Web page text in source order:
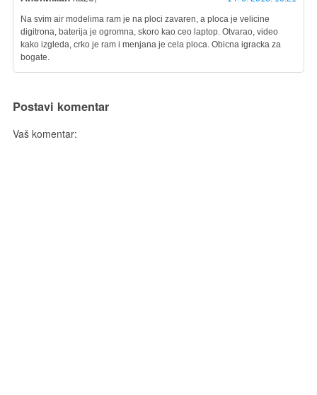
Na svim air modelima ram je na ploci zavaren, a ploca je velicine
digitrona, baterija je ogromna, skoro kao ceo laptop. Otvarao, video
kako izgleda, crko je ram i menjana je cela ploca. Obicna igracka za
bogate.
Postavi komentar
Vaš komentar: